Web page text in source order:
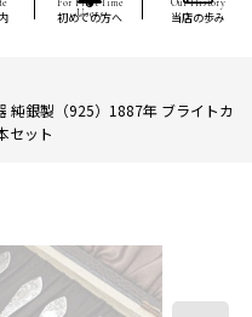
初めての方へ 当店の歩み
純銀製（925）1887年 ブライトカ
セット